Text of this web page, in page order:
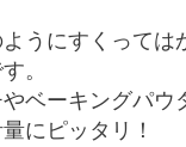
うにすくっては
。
ベーキングパウ
にピッタリ！